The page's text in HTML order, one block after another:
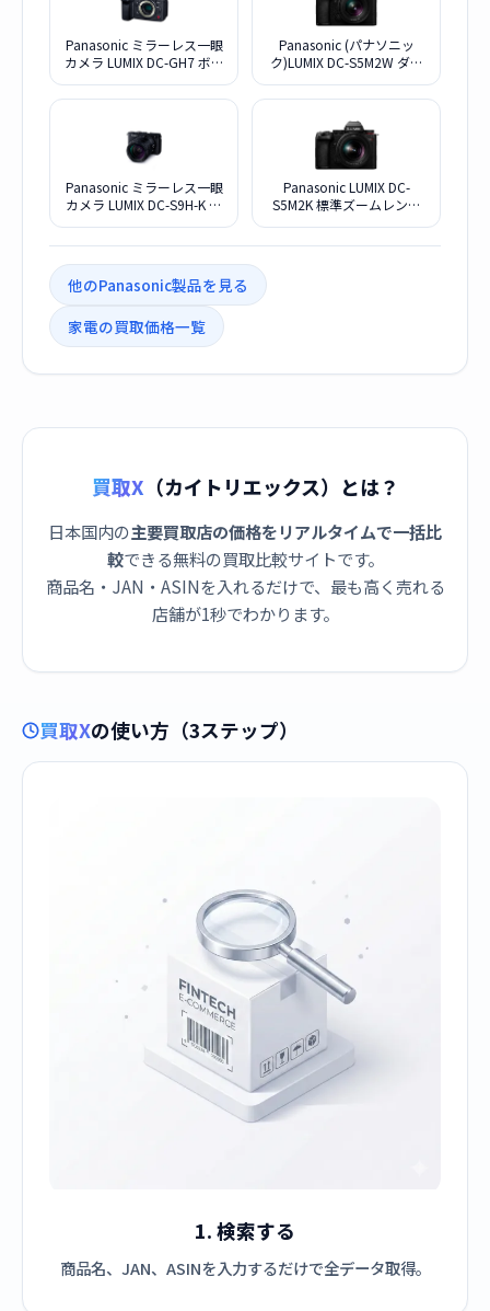
Panasonic ミラーレス一眼
カメラ LUMIX DC-GH7 ボデ
Panasonic (パナソニッ
ク)LUMIX DC-S5M2W ダブ
Panasonic ミラーレス一眼
カメラ LUMIX DC-S9H-K 高
Panasonic LUMIX DC-
S5M2K 標準ズームレンズ
他のPanasonic製品を見る
家電の買取価格一覧
買取X （カイトリエックス）とは？
日本国内の主要買取店の価格をリアルタイムで一括比
較できる無料の買取比較サイトです。
商品名・JAN・ASINを入れるだけで、最も高く売れる
店舗が1秒でわかります。
買取Xの使い方（3ステップ）
1. 検索する
商品名、JAN、ASINを入力するだけで全データ取得。